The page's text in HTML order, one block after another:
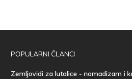
POPULARNI ČLANCI
Zemljovidi za lutalice - nomadizam i